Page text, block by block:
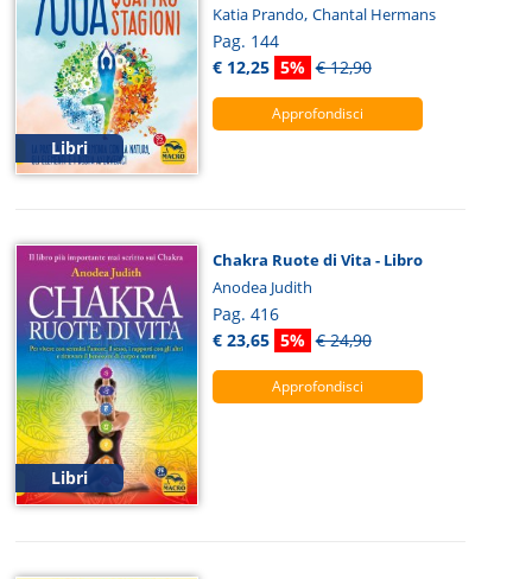
Libri
Katia Prando, Chantal Hermans
Pag. 144
€ 12,25 5% € 12,90
Approfondisci
Libri
Chakra Ruote di Vita - Libro
Anodea Judith
Pag. 416
€ 23,65 5% € 24,90
Approfondisci